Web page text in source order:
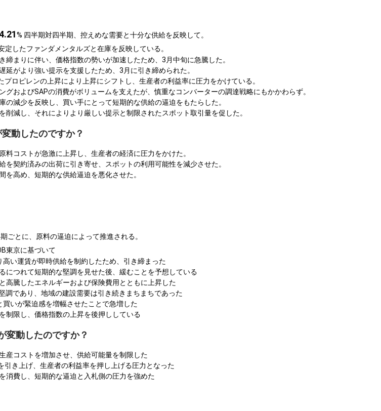
% 四半期対四半期、控えめな需要と十分な供給を反映して。
定したファンダメンタルズと在庫を反映している。
まりに伴い、価格指数の勢いが加速したため、3月中旬に急騰した。
がより強い提示を支援したため、3月に引き締められた。
ロピレンの上昇により上昇にシフトし、生産者の利益率に圧力をかけている。
およびSAPの消費がボリュームを支えたが、慎重なコンバーターの調達戦略にもかかわらず。
減少を反映し、買い手にとって短期的な供給の逼迫をもたらした。
減し、それによりより厳しい提示と制限されたスポット取引量を促した。
動したのですか？
コストが急激に上昇し、生産者の経済に圧力をかけた。
契約済みの出荷に引き寄せ、スポットの利用可能性を減少させた。
高め、短期的な供給逼迫を悪化させた。
ごとに、原料の逼迫によって推進される。
東京に基づいて
い運賃が即時供給を制約したため、引き締まった
につれて短期的な堅調を見せた後、緩むことを予想している
高騰したエネルギーおよび保険費用とともに上昇した
調であり、地域の建設需要は引き続きまちまちであった
いが緊迫感を増幅させたことで急増した
制限し、価格指数の上昇を後押ししている
変動したのですか？
産コストを増加させ、供給可能量を制限した
引き上げ、生産者の利益率を押し上げる圧力となった
消費し、短期的な逼迫と入札側の圧力を強めた